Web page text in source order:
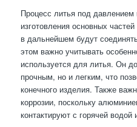
Процесс литья под давлением
изготовления основных
в дальнейшем будут
этом важно учитывать
используется для литья. Он
прочным, но и легким, что
конечного изделия. Также
коррозии, поскольку
контактируют с горячей водой